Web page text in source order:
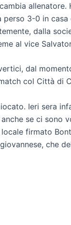
3-0 in
dalla
al vice
dal
col Città di
Ieri sera
se ci
firmato
che